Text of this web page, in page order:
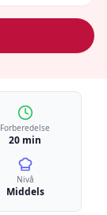
Forberedelse
20 min
Nivå
Middels